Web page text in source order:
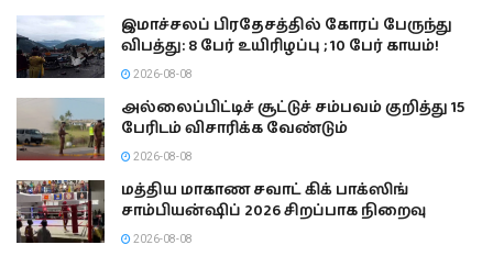
இமாச்சலப் பிரதேசத்தில் கோரப் பேருந்து
விபத்து: 8 பேர் உயிரிழப்பு ; 10 பேர் காயம்!
2026-08-08
அல்லைப்பிட்டிச் சூட்டுச் சம்பவம் குறித்து 15
பேரிடம் விசாரிக்க வேண்டும்
2026-08-08
மத்திய மாகாண சவாட் கிக் பாக்ஸிங்
சாம்பியன்ஷிப் 2026 சிறப்பாக நிறைவு
2026-08-08